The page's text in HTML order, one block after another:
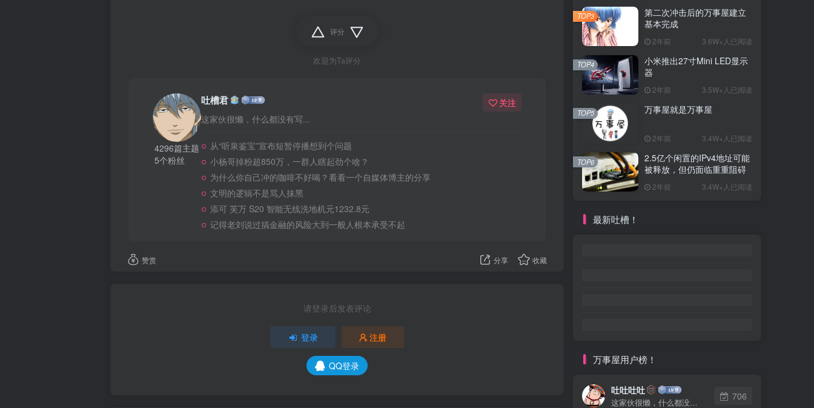
评分
欢迎为Ta评分
4296篇主题
5个粉丝
吐槽君
这家伙很懒，什么都没有写...
关注
从“听泉鉴宝”宣布短暂停播想到个问题
小杨哥掉粉超850万，一群人瞎起劲个啥？
为什么你自己冲的咖啡不好喝？看看一个自媒体博主的分享
文明的逻辑不是骂人抹黑
添可 芙万 S20 智能无线洗地机元1232.8元
记得老刘说过搞金融的风险大到一般人根本承受不起
赞赏 分享 收藏
请登录后发表评论
登录 注册
QQ登录
第二次冲击后的万事屋建立
基本完成
2年前 3.6W+人已阅读
TOP3
小米推出27寸Mini LED显示
器
2年前 3.5W+人已阅读
TOP4
万事屋就是万事屋
2年前 3.4W+人已阅读
TOP5
2.5亿个闲置的IPv4地址可能
被释放，但仍面临重重阻碍
2年前 3.4W+人已阅读
TOP6
最新吐槽！
万事屋用户榜！
吐吐吐吐
这家伙很懒，什么都没有写...
706